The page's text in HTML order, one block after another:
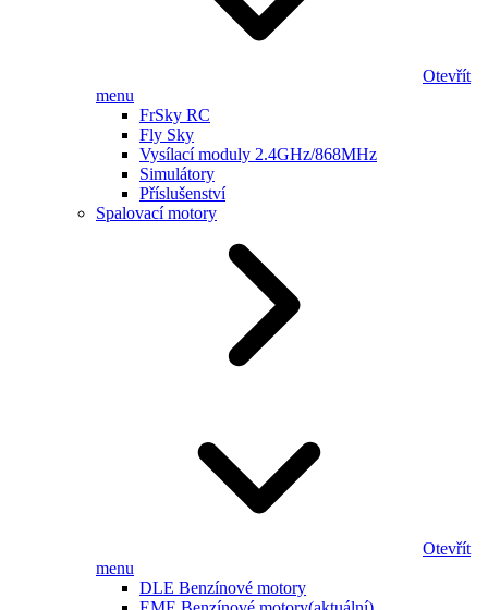
Otevřít
menu
FrSky RC
Fly Sky
Vysílací moduly 2.4GHz/868MHz
Simulátory
Příslušenství
Spalovací motory
Otevřít
menu
DLE Benzínové motory